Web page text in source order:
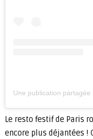
Une publication
Le resto festif de Paris
encore plus déjantées !